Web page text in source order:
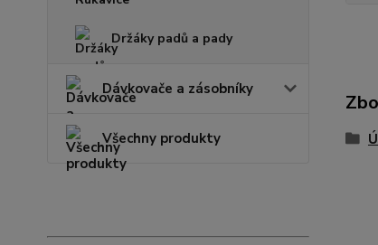
Držáky padů a pady
Dávkovače a zásobníky
Všechny produkty